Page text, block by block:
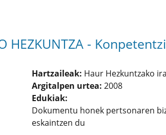
HEZKUNTZA -
Hartzaileak: Haur Hezkuntzako
Argitalpen urtea:2008
Edukiak:
Dokumentu honek pertsonaren
eskaintzen du